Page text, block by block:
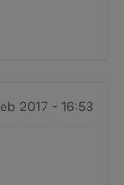
2017 - 16:53